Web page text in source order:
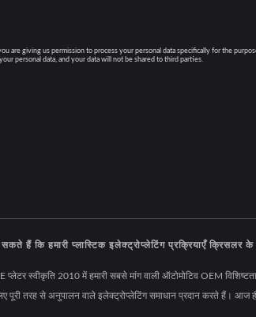
हैं कि हमारी प्लास्टिक इलेक्ट्रोप्लेटिंग प्रक्रियाएँ क्रिसलर
स्वीकृति 2010 में हमारी सबसे मांग वाली ऑटोमोटिव OEM
पूरी तरह से अनुपालन वाले इलेक्ट्रोप्लेटिंग समाधान प्रदान करते हैं।